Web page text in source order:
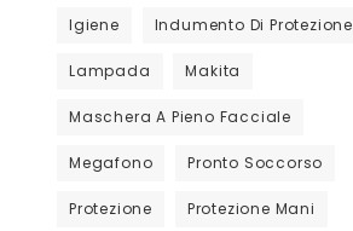
Igiene Indumento Di Protezione
Lampada Makita
Maschera A Pieno Facciale
Megafono Pronto Soccorso
Protezione Protezione Mani